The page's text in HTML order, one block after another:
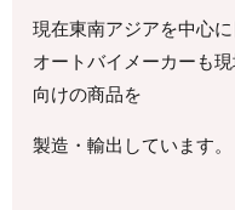
現在東南アジアを中心
オートバイメーカーも
向けの商品を
製造・輸出しています。